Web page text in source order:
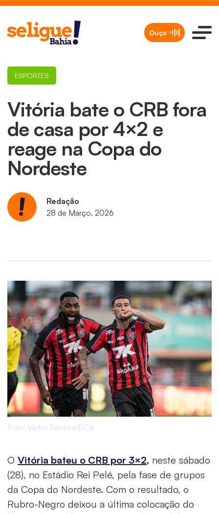
Ouça
Vitória bate o CRB fora
de casa por 4×2 e
reage na Copa do
Nordeste
ESPORTES
Redação
28 de Março, 2026
Foto: Victor Ferreira/ECV
O Vitória bateu o CRB por 3×2, neste sábado
(28), no Estádio Rei Pelé, pela fase de grupos
da Copa do Nordeste. Com o resultado, o
Rubro-Negro deixou a última colocação do